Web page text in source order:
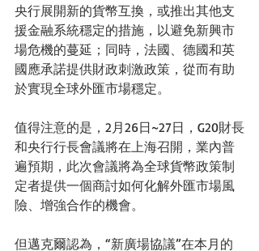
央行展開新的貨幣互換，或推出其他支
援金融系統穩定的措施，以避免新興市
場危機的蔓延；同時，法國、德國和英
國應承諾提供財政刺激政策，從而有助
於實現全球外匯市場穩定。
值得注意的是，2月26日~27日，G20財長
和央行行長會議將在上海召開，業內普
遍預期，此次會議將為全球貨幣政策制
定者提供一個商討如何化解外匯市場風
險、增強合作的機會。
但邁克爾認為，“新廣場協議”在本月的